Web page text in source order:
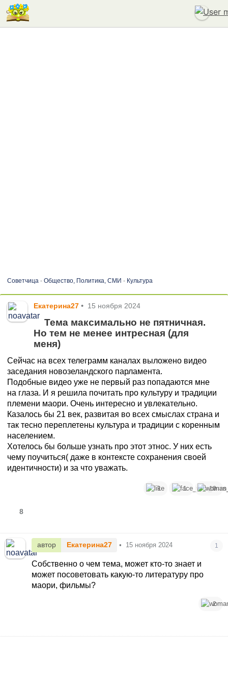
Советчица- Общество, Политика, СМИ - Культура
Екатерина27 • 15 ноября 2024
Тема максимально не пятничная.
Но тем не менее интресная (для
меня)
Сейчас на всех телеграмм каналах выложено видео
заседания новозеландского парламента.
Подобные видео уже не первый раз попадаются мне
на глаза. И я решила почитать про культуру и традиции
племени маори. Очень интересно и увлекательно.
Казалось бы 21 век, развитая во всех смыслах страна и
так тесно переплетены культура и традиции с коренным
населением.
Хотелось бы больше узнать про этот этнос. У них есть
чему поучиться( даже в контексте сохранения своей
идентичности) и за что уважать.
1 1 10
8
автор Екатерина27 • 15 ноября 2024 1
Собственно о чем тема, может кто-то знает и
может посоветовать какую-то литературу про
маори, фильмы?
2